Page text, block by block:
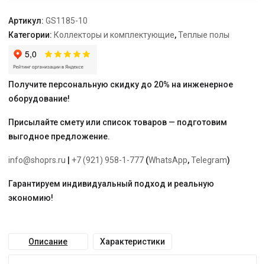
3/4"
с
расходомерами
Артикул: GS1185-10
Категории: Коллекторы и комплектующие,Теплые полы
Получите персональную скидку до 20% на инженерное
оборудование!
Присылайте смету или список товаров — подготовим
выгодное предложение.
info@shoprs.ru +7 (921) 958-1-777 (WhatsApp,Telegram)
Гарантируем индивидуальный подход и реальную
экономию!
Описание Характеристики